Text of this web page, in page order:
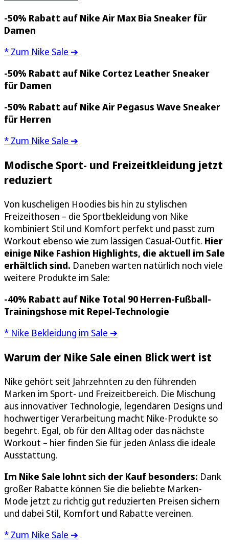
-50% Rabatt auf Nike Air Max Bia Sneaker für
Damen
* Zum Nike Sale ➔
-50% Rabatt auf Nike Cortez Leather Sneaker
für Damen
-50% Rabatt auf Nike Air Pegasus Wave Sneaker
für Herren
* Zum Nike Sale ➔
Modische Sport- und Freizeitkleidung jetzt
reduziert
Von kuscheligen Hoodies bis hin zu stylischen
Freizeithosen – die Sportbekleidung von Nike
kombiniert Stil und Komfort perfekt und passt zum
Workout ebenso wie zum lässigen Casual-Outfit. Hier
einige Nike Fashion Highlights, die aktuell im Sale
erhältlich sind. Daneben warten natürlich noch viele
weitere Produkte im Sale:
-40% Rabatt auf Nike Total 90 Herren-Fußball-
Trainingshose mit Repel-Technologie
* Nike Bekleidung im Sale ➔
Warum der Nike Sale einen Blick wert ist
Nike gehört seit Jahrzehnten zu den führenden
Marken im Sport- und Freizeitbereich. Die Mischung
aus innovativer Technologie, legendären Designs und
hochwertiger Verarbeitung macht Nike-Produkte so
begehrt. Egal, ob für den Alltag oder das nächste
Workout – hier finden Sie für jeden Anlass die ideale
Ausstattung.
Im Nike Sale lohnt sich der Kauf besonders: Dank
großer Rabatte können Sie die beliebte Marken-
Mode jetzt zu richtig gut reduzierten Preisen sichern
und dabei Stil, Komfort und Rabatte vereinen.
* Zum Nike Sale ➔